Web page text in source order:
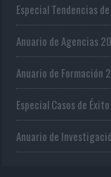
Especial Tendencias
Anuario de Agencias
Anuario de Formación
Especial Casos de
Anuario de